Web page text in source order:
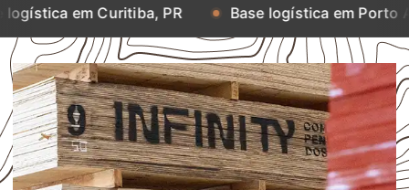
Curitiba, PR Base logística em Porto Alegre, RS